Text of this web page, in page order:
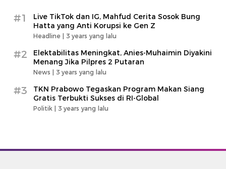
#1
Live TikTok dan IG, Mahfud Cerita Sosok Bung
Hatta yang Anti Korupsi ke Gen Z
Headline | 3 years yang lalu
#2
Elektabilitas Meningkat, Anies-Muhaimin Diyakini
Menang Jika Pilpres 2 Putaran
News | 3 years yang lalu
#3
TKN Prabowo Tegaskan Program Makan Siang
Gratis Terbukti Sukses di RI-Global
Politik | 3 years yang lalu